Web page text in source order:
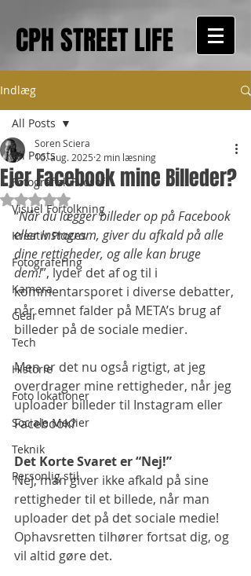
CPH STREET LIFE
Indlæg
All Posts
Fotografisk Filosofi
Visuel Fortolkning
Kreativ Proces
Fotografering
Kamera
Gear
Tech
Historie
Foto lokationer
Sociale Medier
Teknik
Personlig stil
All Posts
Ejer Facebook mine Billeder?
Soren Sciera
10. aug. 2025 2 min læsning
Bedømt til NaN ud af 5 stjerner.
“Når du lægger billeder op på Facebook
eller Instagram, giver du afkald på alle
dine rettigheder, og alle kan bruge
dem!”, lyder det af og til i
kommentarsporet i diverse debatter,
når emnet falder på META’s brug af
billeder på de sociale medier.
Men er det nu også rigtigt, at jeg
overdrager mine rettigheder, når jeg
uploader billeder til Instagram eller
Facebook?
Det Korte Svaret er “Nej!”
Nej, man giver ikke afkald på sine
rettigheder til et billede, når man
uploader det på det sociale medie!
Ophavsretten tilhører fortsat dig, og
vil altid gøre det.